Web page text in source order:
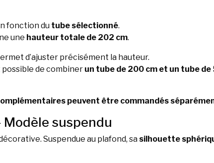
fonction du tube sélectionné.
une hauteur totale de 202 cm.
d’ajuster précisément la hauteur.
possible de combiner un tube de 200 cm et un tube de
peuvent être commandés
suspendu
Suspendue au plafond, sa silhouette